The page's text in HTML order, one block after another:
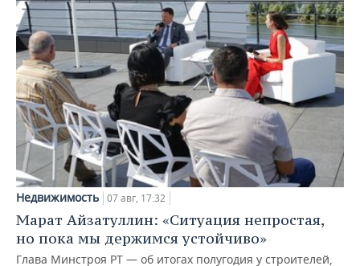
Недвижимость 07 авг, 17:32
Марат Айзатуллин: «Ситуация непростая,
но пока мы держимся устойчиво»
Глава Минстроя РТ — об итогах полугодия у строителей,